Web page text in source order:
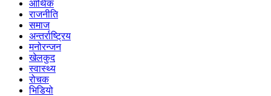
आर्थिक
राजनीति
समाज
अन्तर्राष्ट्रिय
मनोरन्जन
खेलकुद
स्वास्थ्य
रोचक
भिडियो